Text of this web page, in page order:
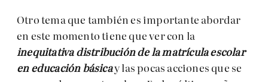
Otro tema que también es importante abordar
en este momento tiene que ver con la
inequitativa distribución de la matrícula escolar
en educación básicay las pocas acciones que se